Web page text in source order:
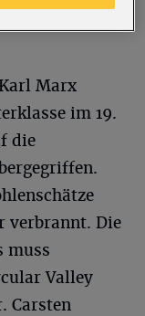
Marx
im 19.
die
verbrannt. Die
muss
Valley
Carsten